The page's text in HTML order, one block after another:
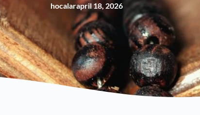
hocalarapril 18, 2026